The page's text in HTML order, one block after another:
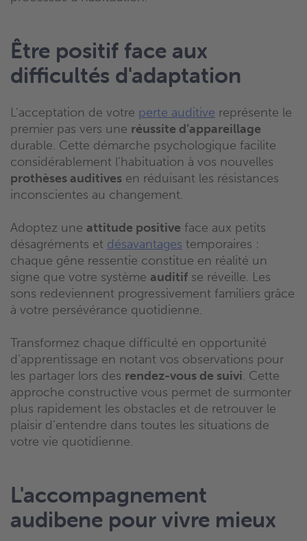
Être positif face aux
difficultés d'adaptation
L’acceptation de votre perte auditive représente le
premier pas vers une réussite d’appareillage
durable. Cette démarche psychologique facilite
considérablement l’habituation à vos nouvelles
prothèses auditives en réduisant les résistances
inconscientes au changement.
Adoptez une attitude positive face aux petits
désagréments et désavantages temporaires :
chaque gêne ressentie constitue en réalité un
signe que votre système auditif se réveille. Les
sons redeviennent progressivement familiers grâce
à votre persévérance quotidienne.
Transformez chaque difficulté en opportunité
d’apprentissage en notant vos observations pour
les partager lors des rendez-vous de suivi. Cette
approche constructive vous permet de surmonter
plus rapidement les obstacles et de retrouver le
plaisir d’entendre dans toutes les situations de
votre vie quotidienne.
L'accompagnement
audibene pour vivre mieux